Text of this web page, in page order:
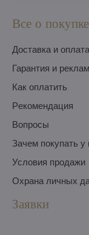
Все о покупке
Доставка и оплата
Гарантия и
Как оплатить
Pекомендация
Вопросы
Зачем покупать у
Условия продажи
Охрана личных
Заявки